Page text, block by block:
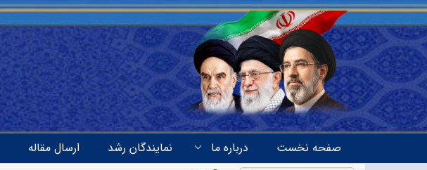
صفحه نخست درباره ما نمایندگان رشد ارسال مقاله